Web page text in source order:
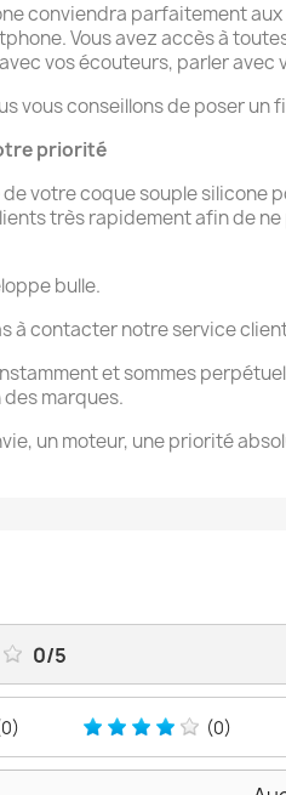
conviendra parfaitement
Vous avez accès à
vos écouteurs, parler
vous conseillons de poser un
priorité
votre coque souple silicone
très rapidement afin de
bulle.
à contacter notre service
et sommes
marques.
un moteur, une priorité
0/5
(0)